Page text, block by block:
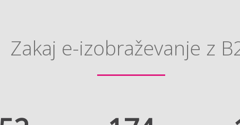
Zakaj e-izobraževanje z